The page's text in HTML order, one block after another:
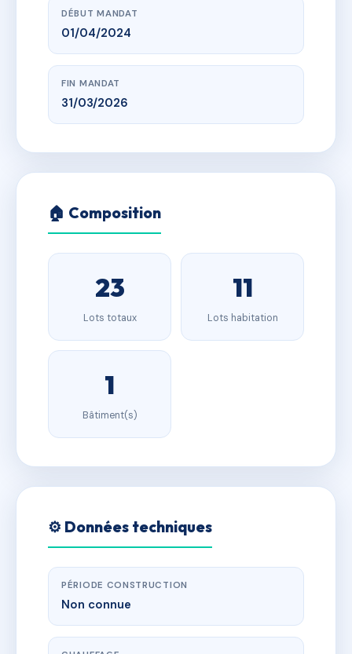
DÉBUT MANDAT
01/04/2024
FIN MANDAT
31/03/2026
🏠 Composition
23
Lots totaux
11
Lots habitation
1
Bâtiment(s)
⚙️ Données techniques
PÉRIODE CONSTRUCTION
Non connue